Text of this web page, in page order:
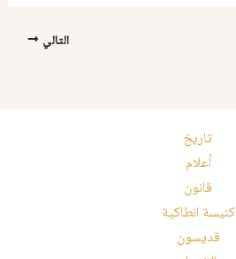
التالي
تاريخ
أعلام
قانون
كنيسة انطاكية
قديسون